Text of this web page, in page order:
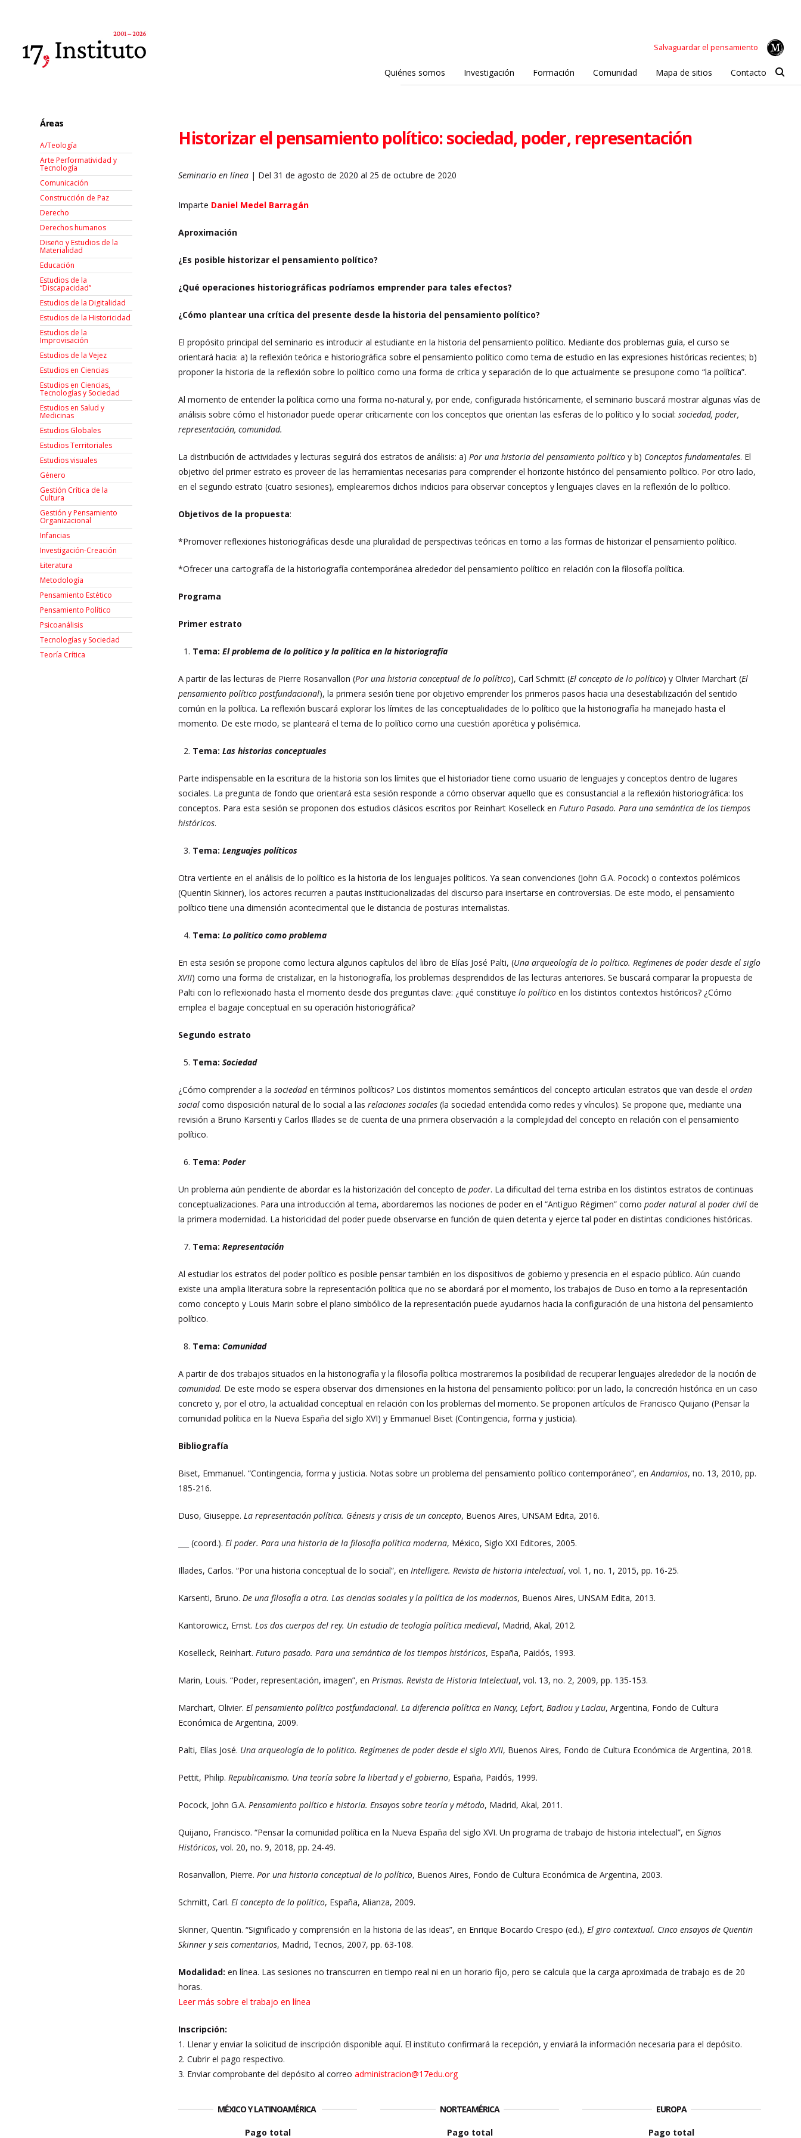
Salvaguardar el pensamiento
Quiénes somos Investigación Formación Comunidad Mapa de sitios Contacto
Historizar el pensamiento político: sociedad, poder, representación
Seminario en línea | Del 31 de agosto de 2020 al 25 de octubre de 2020
Imparte Daniel Medel Barragán
Aproximación
¿Es posible historizar el pensamiento político?
¿Qué operaciones historiográficas podríamos emprender para tales efectos?
¿Cómo plantear una crítica del presente desde la historia del pensamiento político?
El propósito principal del seminario es introducir al estudiante en la historia del pensamiento político. Mediante dos problemas guía, el curso se
orientará hacia: a) la reflexión teórica e historiográfica sobre el pensamiento político como tema de estudio en las expresiones históricas recientes; b)
proponer la historia de la reflexión sobre lo político como una forma de crítica y separación de lo que actualmente se presupone como “la política”.
Al momento de entender la política como una forma no-natural y, por ende, configurada históricamente, el seminario buscará mostrar algunas vías de
análisis sobre cómo el historiador puede operar críticamente con los conceptos que orientan las esferas de lo político y lo social:sociedad, poder,
representación, comunidad.
La distribución de actividades y lecturas seguirá dos estratos de análisis: a)Por una historia del pensamiento políticoy b) Conceptos fundamentales. El
objetivo del primer estrato es proveer de las herramientas necesarias para comprender el horizonte histórico del pensamiento político. Por otro lado,
en el segundo estrato (cuatro sesiones), emplearemos dichos indicios para observar conceptos y lenguajes claves en la reflexión de lo político.
Objetivos de la propuesta:
*Promover reflexiones historiográficas desde una pluralidad de perspectivas teóricas en torno a las formas de historizar el pensamiento político.
*Ofrecer una cartografía de la historiografía contemporánea alrededor del pensamiento político en relación con la filosofía política.
Programa
Primer estrato
Tema: El problema de lo político y la política en la historiografía
A partir de las lecturas de Pierre Rosanvallon (Por una historia conceptual de lo político), Carl Schmitt (El concepto de lo político) y Olivier Marchart (El
pensamiento político postfundacional), la primera sesión tiene por objetivo emprender los primeros pasos hacia una desestabilización del sentido
común en la política. La reflexión buscará explorar los límites de las conceptualidades de lo político que la historiografía ha manejado hasta el
momento. De este modo, se planteará el tema de lo político como una cuestión aporética y polisémica.
Tema: Las historias conceptuales
Parte indispensable en la escritura de la historia son los límites que el historiador tiene como usuario de lenguajes y conceptos dentro de lugares
sociales. La pregunta de fondo que orientará esta sesión responde a cómo observar aquello que es consustancial a la reflexión historiográfica: los
conceptos. Para esta sesión se proponen dos estudios clásicos escritos por Reinhart Koselleck enFuturo Pasado. Para una semántica de los tiempos
históricos.
Tema: Lenguajes políticos
Otra vertiente en el análisis de lo político es la historia de los lenguajes políticos. Ya sean convenciones (John G.A. Pocock) o contextos polémicos
(Quentin Skinner), los actores recurren a pautas institucionalizadas del discurso para insertarse en controversias. De este modo, el pensamiento
político tiene una dimensión acontecimental que le distancia de posturas internalistas.
Tema: Lo político como problema
En esta sesión se propone como lectura algunos capítulos del libro de Elías José Palti, (Una arqueología de lo político. Regímenes de poder desde el siglo
XVII) como una forma de cristalizar, en la historiografía, los problemas desprendidos de las lecturas anteriores. Se buscará comparar la propuesta de
Palti con lo reflexionado hasta el momento desde dos preguntas clave: ¿qué constituyelo político en los distintos contextos históricos? ¿Cómo
emplea el bagaje conceptual en su operación historiográfica?
Segundo estrato
Tema: Sociedad
¿Cómo comprender a lasociedaden términos políticos? Los distintos momentos semánticos del concepto articulan estratos que van desde elorden
social como disposición natural de lo social a lasrelaciones sociales(la sociedad entendida como redes y vínculos). Se propone que, mediante una
revisión a Bruno Karsenti y Carlos Illades se de cuenta de una primera observación a la complejidad del concepto en relación con el pensamiento
político.
Tema: Poder
Un problema aún pendiente de abordar es la historización del concepto depoder. La dificultad del tema estriba en los distintos estratos de continuas
conceptualizaciones. Para una introducción al tema, abordaremos las nociones de poder en el “Antiguo Régimen” comopoder natural alpoder civil de
la primera modernidad. La historicidad del poder puede observarse en función de quien detenta y ejerce tal poder en distintas condiciones históricas.
Tema: Representación
Al estudiar los estratos del poder político es posible pensar también en los dispositivos de gobierno y presencia en el espacio público. Aún cuando
existe una amplia literatura sobre la representación política que no se abordará por el momento, los trabajos de Duso en torno a la representación
como concepto y Louis Marin sobre el plano simbólico de la representación puede ayudarnos hacia la configuración de una historia del pensamiento
político.
Tema: Comunidad
A partir de dos trabajos situados en la historiografía y la filosofía política mostraremos la posibilidad de recuperar lenguajes alrededor de la noción de
comunidad. De este modo se espera observar dos dimensiones en la historia del pensamiento político: por un lado, la concreción histórica en un caso
concreto y, por el otro, la actualidad conceptual en relación con los problemas del momento. Se proponen artículos de Francisco Quijano (Pensar la
comunidad política en la Nueva España del siglo XVI) y Emmanuel Biset (Contingencia, forma y justicia).
Bibliografía
Biset, Emmanuel. “Contingencia, forma y justicia. Notas sobre un problema del pensamiento político contemporáneo”, enAndamios, no. 13, 2010, pp.
185-216.
Duso, Giuseppe.La representación política. Génesis y crisis de un concepto, Buenos Aires, UNSAM Edita, 2016.
___ (coord.).El poder. Para una historia de la filosofía política moderna, México, Siglo XXI Editores, 2005.
Illades, Carlos. “Por una historia conceptual de lo social”, enIntelligere. Revista de historia intelectual, vol. 1, no. 1, 2015, pp. 16-25.
Karsenti, Bruno.De una filosofía a otra. Las ciencias sociales y la política de los modernos, Buenos Aires, UNSAM Edita, 2013.
Kantorowicz, Ernst.Los dos cuerpos del rey. Un estudio de teología política medieval, Madrid, Akal, 2012.
Koselleck, Reinhart.Futuro pasado. Para una semántica de los tiempos históricos, España, Paidós, 1993.
Marin, Louis. “Poder, representación, imagen”, enPrismas. Revista de Historia Intelectual, vol. 13, no. 2, 2009, pp. 135-153.
Marchart, Olivier.El pensamiento político postfundacional. La diferencia política en Nancy, Lefort, Badiou y Laclau, Argentina, Fondo de Cultura
Económica de Argentina, 2009.
Palti, Elías José. Una arqueología de lo politico. Regímenes de poder desde el siglo XVII, Buenos Aires, Fondo de Cultura Económica de Argentina, 2018.
Pettit, Philip.Republicanismo. Una teoría sobre la libertad y el gobierno, España, Paidós, 1999.
Pocock, John G.A.Pensamiento político e historia. Ensayos sobre teoría y método, Madrid, Akal, 2011.
Quijano, Francisco. “Pensar la comunidad política en la Nueva España del siglo XVI. Un programa de trabajo de historia intelectual”, enSignos
Históricos, vol. 20, no. 9, 2018, pp. 24-49.
Rosanvallon, Pierre.Por una historia conceptual de lo político, Buenos Aires, Fondo de Cultura Económica de Argentina, 2003.
Schmitt, Carl.El concepto de lo político, España, Alianza, 2009.
Skinner, Quentin. “Significado y comprensión en la historia de las ideas”, en Enrique Bocardo Crespo (ed.),El giro contextual. Cinco ensayos de Quentin
Skinner y seis comentarios, Madrid, Tecnos, 2007, pp. 63-108.
Modalidad: en línea. Las sesiones no transcurren en tiempo real ni en un horario fijo, pero se calcula que la carga aproximada de trabajo es de 20
horas.
Leer más sobre el trabajo en línea
Inscripción:
1. Llenar y enviar la solicitud de inscripción disponible aquí. El instituto confirmará la recepción, y enviará la información necesaria para el depósito.
2. Cubrir el pago respectivo.
3. Enviar comprobante del depósito al correoadministracion@17edu.org
MÉXICO Y LATINOAMÉRICA
Pago total
NORTEAMÉRICA
Pago total
EUROPA
Pago total
Áreas
A/Teología
Arte Performatividad y
Tecnología
Comunicación
Construcción de Paz
Derecho
Derechos humanos
Diseño y Estudios de la
Materialidad
Educación
Estudios de la
“Discapacidad”
Estudios de la Digitalidad
Estudios de la Historicidad
Estudios de la
Improvisación
Estudios de la Vejez
Estudios en Ciencias
Estudios en Ciencias,
Tecnologías y Sociedad
Estudios en Salud y
Medicinas
Estudios Globales
Estudios Territoriales
Estudios visuales
Género
Gestión Crítica de la
Cultura
Gestión y Pensamiento
Organizacional
Infancias
Investigación-Creación
Łiteratura
Metodología
Pensamiento Estético
Pensamiento Político
Psicoanálisis
Tecnologías y Sociedad
Teoría Crítica